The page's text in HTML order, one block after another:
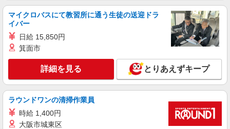
価制度あり ※残業代支給 ★交通費別途支給（規定
あり） ゜+゜・。○。・゜+゜・。○。・゜+゜ 入
可能（規程有）★ ゜・。○。・゜+゜・。○。・゜
三重県津市の家電量販店
キープ 詳細を見る
株式会社シエロ
【ソフトバンク】の店舗スタッフ
時給1500円〜1600円（経験・能力による） ※
残業代支給 ★交通費別途支給（規定あり） ゜
+゜・。○。・゜+゜・。○。・゜+゜ 入社祝い金10
マイクロバスにて教習所に通う生徒の送迎ドラ
イバー
日給 15,850円
箕面市
詳細を見る とりあえずキープ
ラウンドワンの清掃作業員
時給 1,400円
大阪市城東区